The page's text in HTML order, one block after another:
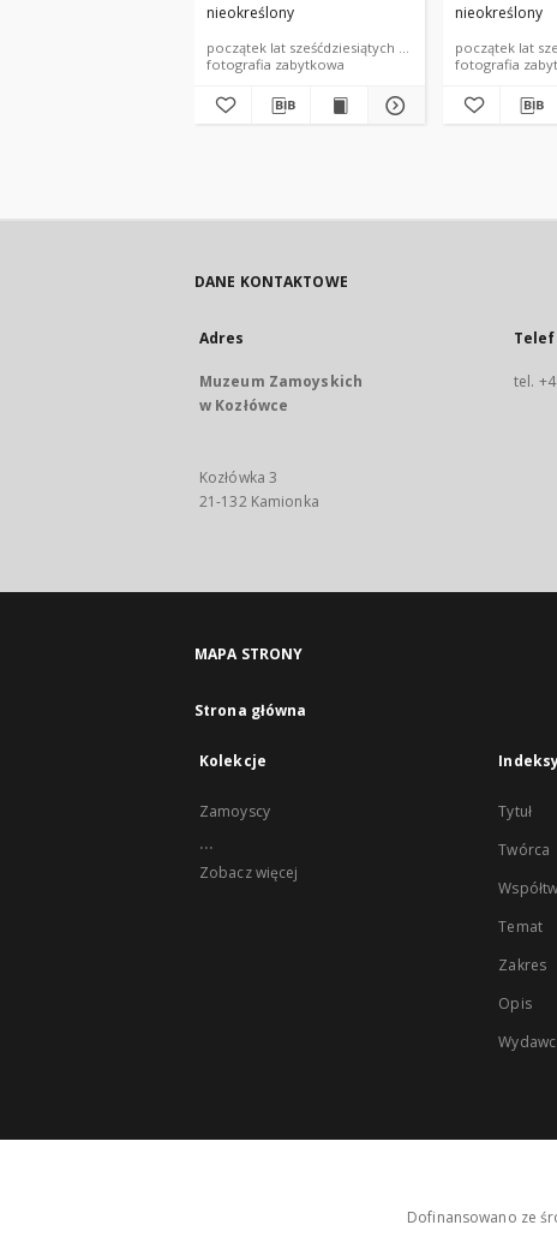
nieokreślony
początek lat sześćdziesiątych XIX wieku
fotografia zabytkowa
nieokreślony
początek lat
fotografia
DANE KONTAKTOWE
Adres
Muzeum Zamoyskich
w Kozłówce
Kozłówka 3
21-132 Kamionka
tel.
MAPA STRONY
Strona główna
Kolekcje
Zamoyscy
...
Zobacz więcej
Tytuł
Twórca
Temat
Zakres
Opis
Dofinansowano ze